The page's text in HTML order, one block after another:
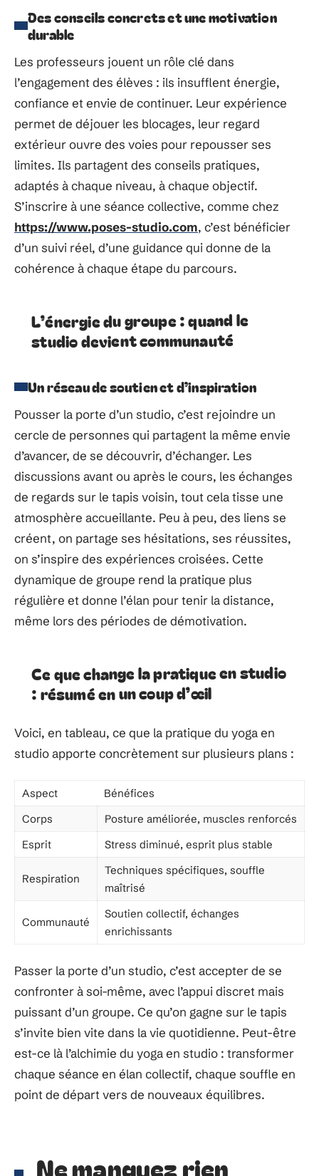
Des conseils concrets et une motivation
durable
Les professeurs jouent un rôle clé dans
l’engagement des élèves : ils insufflent énergie,
confiance et envie de continuer. Leur expérience
permet de déjouer les blocages, leur regard
extérieur ouvre des voies pour repousser ses
limites. Ils partagent des conseils pratiques,
adaptés à chaque niveau, à chaque objectif.
S’inscrire à une séance collective, comme chez
https://www.poses-studio.com, c’est bénéficier
d’un suivi réel, d’une guidance qui donne de la
cohérence à chaque étape du parcours.
L’énergie du groupe : quand le
studio devient communauté
Un réseau de soutien et d’inspiration
Pousser la porte d’un studio, c’est rejoindre un
cercle de personnes qui partagent la même envie
d’avancer, de se découvrir, d’échanger. Les
discussions avant ou après le cours, les échanges
de regards sur le tapis voisin, tout cela tisse une
atmosphère accueillante. Peu à peu, des liens se
créent, on partage ses hésitations, ses réussites,
on s’inspire des expériences croisées. Cette
dynamique de groupe rend la pratique plus
régulière et donne l’élan pour tenir la distance,
même lors des périodes de démotivation.
Ce que change la pratique en studio
: résumé en un coup d’œil
Voici, en tableau, ce que la pratique du yoga en
studio apporte concrètement sur plusieurs plans :
Aspect
Bénéfices
Corps
Posture améliorée, muscles renforcés
Esprit
Stress diminué, esprit plus stable
Respiration
Techniques spécifiques, souffle
maîtrisé
Communauté
Soutien collectif, échanges
enrichissants
Passer la porte d’un studio, c’est accepter de se
confronter à soi-même, avec l’appui discret mais
puissant d’un groupe. Ce qu’on gagne sur le tapis
s’invite bien vite dans la vie quotidienne. Peut-être
est-ce là l’alchimie du yoga en studio : transformer
chaque séance en élan collectif, chaque souffle en
point de départ vers de nouveaux équilibres.
Ne manquez rien